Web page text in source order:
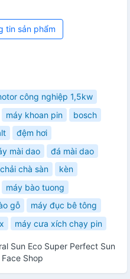
tin sản phẩm
công nghiệp 1,5kw
máy khoan pin
bosch
đệm hơi
mài dao
đá mài dao
chà sàn
kèn
máy bào tuong
gỗ
máy đục bê tông
máy cưa xích chạy pin
Sun Eco Super Perfect Sun
Shop